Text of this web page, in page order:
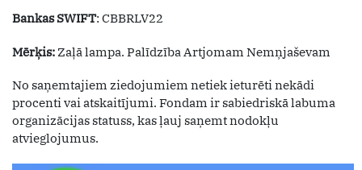
Bankas SWIFT: CBBRLV22
Mērķis: Zaļā lampa. Palīdzība Artjomam Nemņjaševam
No saņemtajiem ziedojumiem netiek ieturēti nekādi
procenti vai atskaitījumi. Fondam ir sabiedriskā labuma
organizācijas statuss, kas ļauj saņemt nodokļu
atvieglojumus.